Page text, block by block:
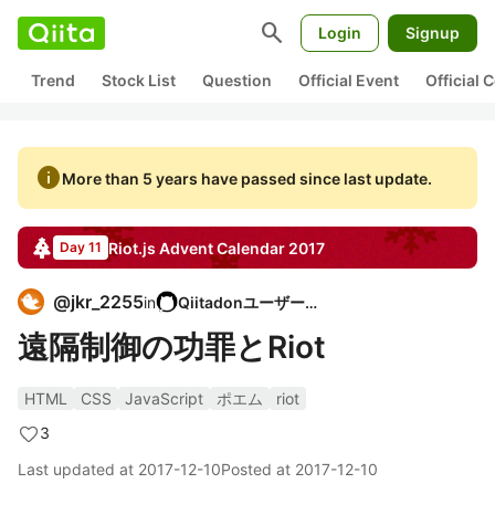
search Login Signup
Trend Stock List Question Official Event Official
infoMore than 5 years have passed since last update.
Day 11 Riot.js Advent Calendar 2017
@jkr_2255in Qiitadonユーザー会
遠隔制御の功罪とRiot
HTML CSS JavaScript ポエム
riot
3
Last updated at 2017-12-10Posted at 2017-12-10